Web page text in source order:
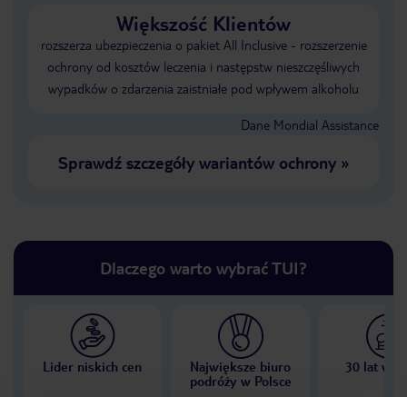
Większość Klientów
rozszerza ubezpieczenia o pakiet All Inclusive - rozszerzenie
ochrony od kosztów leczenia i następstw nieszczęśliwych
wypadków o zdarzenia zaistniałe pod wpływem alkoholu
Dane Mondial Assistance
Sprawdź szczegóły wariantów ochrony»
Dlaczego warto wybrać TUI?
Lider niskich cen
Największe biuro
podróży w Polsce
30 lat w